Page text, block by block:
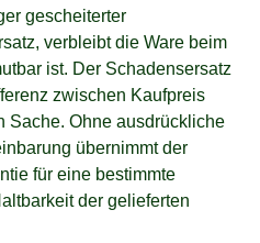
gescheiterter
verbleibt die Ware beim
ist. Der Schadensersatz
zwischen Kaufpreis
Sache. Ohne ausdrückliche
übernimmt der
für eine bestimmte
der gelieferten